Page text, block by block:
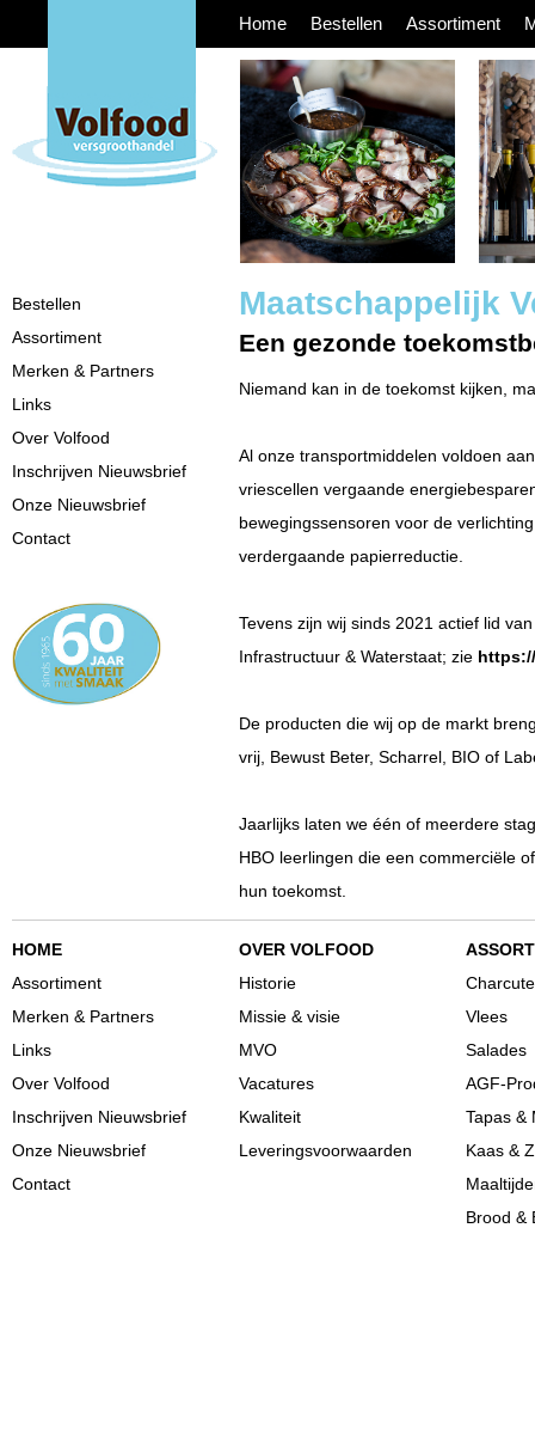
Home Bestellen Assortiment
Bestellen
Assortiment
Merken & Partners
Links
Over Volfood
Inschrijven Nieuwsbrief
Onze Nieuwsbrief
Contact
Maatschappelijk
Een gezonde
Niemand kan in de toekomst kijken,
Al onze transportmiddelen voldoen
vriescellen vergaande
bewegingssensoren voor de
verdergaande papierreductie.
Tevens zijn wij sinds 2021 actief lid
Infrastructuur & Waterstaat; zie
De producten die wij op de markt
vrij, Bewust Beter, Scharrel, BIO of
Jaarlijks laten we één of meerdere
HBO leerlingen die een commerciële
hun toekomst.
HOME
Assortiment
Merken & Partners
Links
Over Volfood
Inschrijven Nieuwsbrief
Onze Nieuwsbrief
Contact
OVER VOLFOOD
Historie
Missie & visie
MVO
Vacatures
Kwaliteit
Leveringsvoorwaarden
Vlees
Salades
AGF-
Tapas &
Kaas &
Brood &